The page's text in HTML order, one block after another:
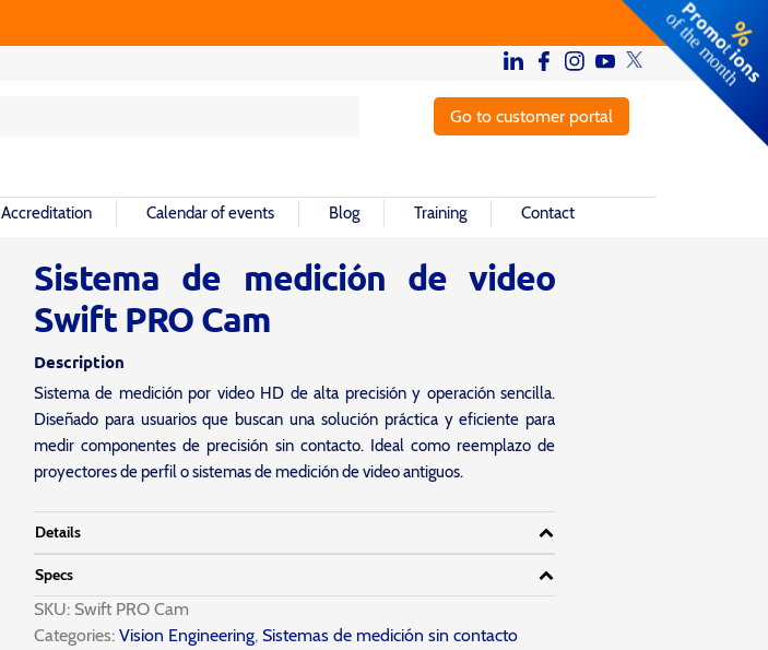
Go to customer portal
Accreditation Calendar of events Blog Training Contact
Sistema de medición de video
Swift PRO Cam
Description
Sistema de medición por video HD de alta precisión y operación sencilla.
Diseñado para usuarios que buscan una solución práctica y eficiente para
medir componentes de precisión sin contacto. Ideal como reemplazo de
proyectores de perfil o sistemas de medición de video antiguos.
Details
Specs
SKU: Swift PRO Cam
Categories:Vision Engineering, Sistemas de medición sin contacto